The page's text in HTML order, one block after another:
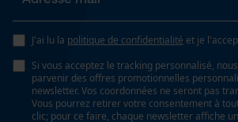
J'ai lu la politique de confidentialité et je
Si vous acceptez le tracking personnalisé,
parvenir des offres promotionnelles
newsletter. Vos coordonnées ne seront pas
Vous pourrez retirer votre consentement à
clic; pour ce faire, chaque newsletter affiche
utilisateurs
Vidéos YouTube
Google Maps